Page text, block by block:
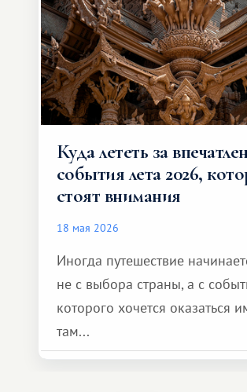
формат путешествия.
Куда лететь за
события лета 2026,
стоят внимания
18 мая 2026
Иногда путешествие
не с выбора страны, а с
которого хочется оказаться
там...